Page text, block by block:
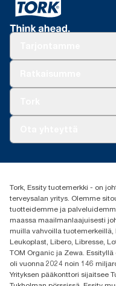
(+358) 9 5068 8222
Oy Essity Finland Ab
Revontulenkuja 1
02100 Espoo
Tork, Essity tuotemerkki - on
terveysalan yritys. Olemme
tuotteidemme ja
maassa maailmanlaajuisesti
muilla vahvoilla tuotemerkeillä,
Leukoplast, Libero, Libresse,
TOM Organic ja Zewa.
oli vuonna 2024 noin 146
Yrityksen pääkonttori sijaitsee